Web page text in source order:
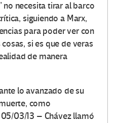
no necesita tirar al barco
siguiendo a Marx,
para poder ver con
si es que de veras
de manera
lo avanzado de su
como
03/13 – Chávez llamó